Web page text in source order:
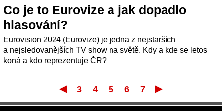
Co je to Eurovize a jak dopadlo
hlasování?
Eurovision 2024 (Eurovize) je jedna z nejstarších
a nejsledovanějších TV show na světě. Kdy a kde se letos
koná a kdo reprezentuje ČR?
První
3 4 5 6 7